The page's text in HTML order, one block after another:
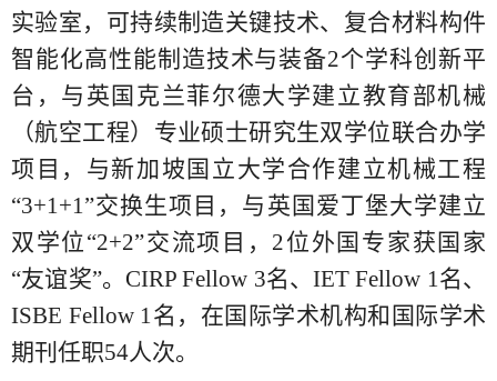
实验室，可持续制造关键技术、复合材料构件
智能化高性能制造技术与装备2个学科创新平
台，与英国克兰菲尔德大学建立教育部机械
（航空工程）专业硕士研究生双学位联合办学
项目，与新加坡国立大学合作建立机械工程
“3+1+1”交换生项目，与英国爱丁堡大学建立
双学位“2+2”交流项目，2位外国专家获国家
“友谊奖”。CIRP Fellow 3名、IET Fellow 1名、
ISBE Fellow 1名，在国际学术机构和国际学术
期刊任职54人次。